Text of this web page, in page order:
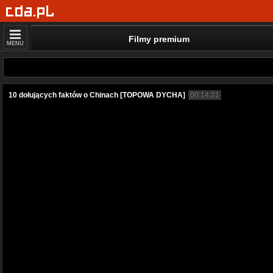
MENU Filmy premium
10 dołujących faktów o Chinach [TOPOWA DYCHA] 00:14:21